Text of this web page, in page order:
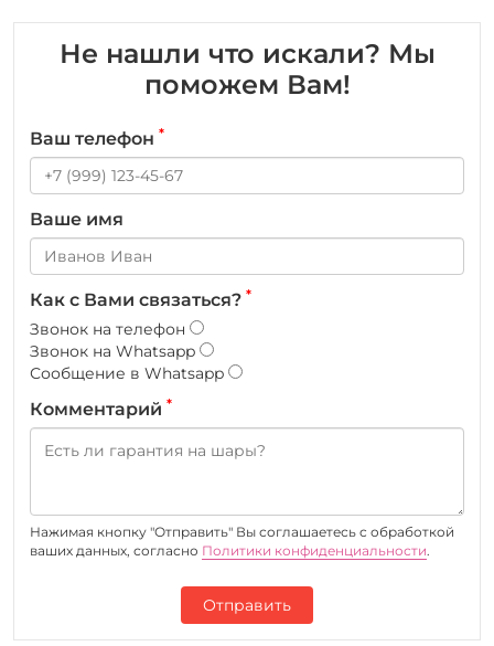
Не нашли что искали? Мы
поможем Вам!
Ваш телефон *
Ваше имя
Как с Вами связаться? *
Звонок на телефон
Звонок на Whatsapp
Сообщение в Whatsapp
Комментарий *
Нажимая кнопку "Отправить" Вы соглашаетесь c обработкой
ваших данных, согласно Политики конфиденциальности.
Отправить